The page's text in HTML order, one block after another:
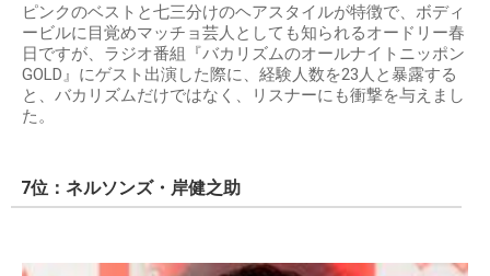
ピンクのベストと七三分けのヘアスタイルが特徴で、ボディ
ービルに目覚めマッチョ芸人としても知られるオードリー春
日ですが、ラジオ番組『バカリズムのオールナイトニッポン
GOLD』にゲスト出演した際に、経験人数を23人と暴露する
と、バカリズムだけではなく、リスナーにも衝撃を与えまし
た。
7位：ネルソンズ・岸健之助